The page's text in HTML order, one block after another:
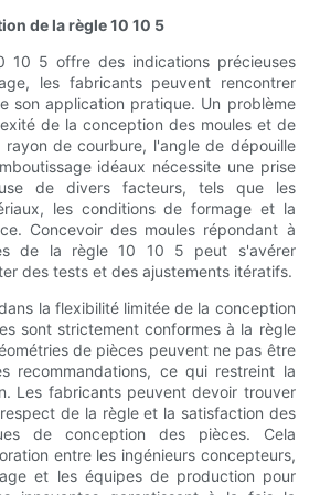
de la règle 10 10 5
10 5 offre des indications précieuses
les fabricants peuvent rencontrer
son application pratique. Un problème
de la conception des moules et de
rayon de courbure, l'angle de dépouille
idéaux nécessite une prise
de divers facteurs, tels que les
les conditions de formage et la
Concevoir des moules répondant à
de la règle 10 10 5 peut s'avérer
des tests et des ajustements itératifs.
la flexibilité limitée de la conception
sont strictement conformes à la règle
de pièces peuvent ne pas être
recommandations, ce qui restreint la
Les fabricants peuvent devoir trouver
de la règle et la satisfaction des
de conception des pièces. Cela
entre les ingénieurs concepteurs,
et les équipes de production pour